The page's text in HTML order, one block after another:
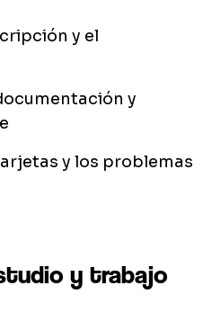
y el
y
y los problemas
y trabajo